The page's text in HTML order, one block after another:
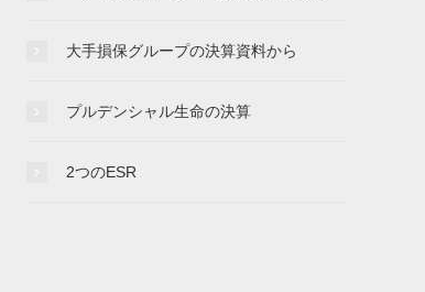
大手損保グループの決算資料から
プルデンシャル生命の決算
2つのESR